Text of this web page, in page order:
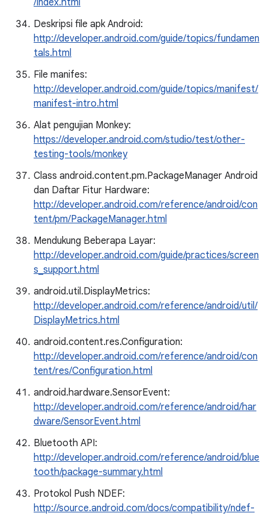
/index.html
Deskripsi file apk Android:
http://developer.android.com/guide/topics/fundamen
tals.html
File manifes:
http://developer.android.com/guide/topics/manifest/
manifest-intro.html
Alat pengujian Monkey:
https://developer.android.com/studio/test/other-
testing-tools/monkey
Class android.content.pm.PackageManager Android
dan Daftar Fitur Hardware:
http://developer.android.com/reference/android/con
tent/pm/PackageManager.html
Mendukung Beberapa Layar:
http://developer.android.com/guide/practices/screen
s_support.html
android.util.DisplayMetrics:
http://developer.android.com/reference/android/util/
DisplayMetrics.html
android.content.res.Configuration:
http://developer.android.com/reference/android/con
tent/res/Configuration.html
android.hardware.SensorEvent:
http://developer.android.com/reference/android/har
dware/SensorEvent.html
Bluetooth API:
http://developer.android.com/reference/android/blue
tooth/package-summary.html
Protokol Push NDEF:
http://source.android.com/docs/compatibility/ndef-